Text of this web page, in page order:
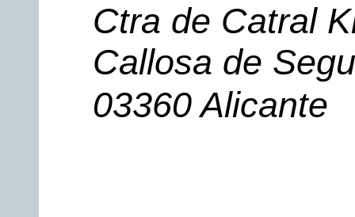
Ctra de Catral
Callosa de
03360 Alicante